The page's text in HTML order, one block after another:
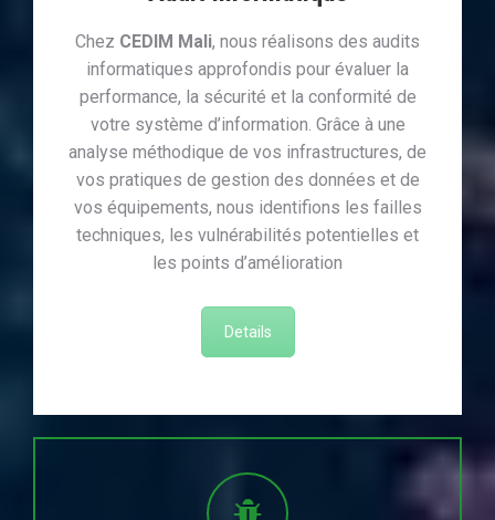
Chez CEDIM Mali, nous réalisons des audits
informatiques approfondis pour évaluer la
performance, la sécurité et la conformité de
votre système d’information. Grâce à une
analyse méthodique de vos infrastructures, de
vos pratiques de gestion des données et de
vos équipements, nous identifions les failles
techniques, les vulnérabilités potentielles et
les points d’amélioration
Details